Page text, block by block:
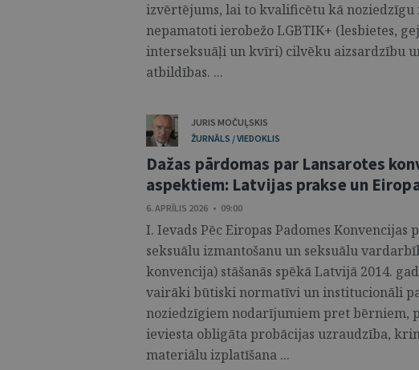
izvērtējums, lai to kvalificētu kā noziedzīgu
nepamatoti ierobežo LGBTIK+ (lesbietes,
interseksuāļi un kvīri) cilvēku aizsardzību
atbildības. ...
JURIS MOČUĻSKIS
ŽURNĀLS / VIEDOKLIS
Dažas pārdomas par Lansarotes
aspektiem: Latvijas prakse un
6. APRĪLIS 2026 • 09:00
I. Ievads Pēc Eiropas Padomes
seksuālu izmantošanu un seksuālu
konvencija) stāšanās spēkā Latvijā 2014.
vairāki būtiski normatīvi un institucionāli
noziedzīgiem nodarījumiem pret bērniem,
ieviesta obligāta probācijas uzraudzība,
materiālu izplatīšana ...